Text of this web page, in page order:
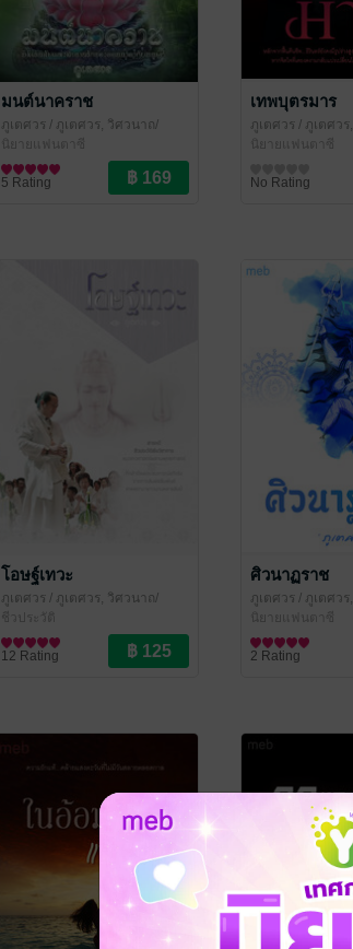
มนต์นาคราช
ภูเตศวร / ภูเตศวร, วิศวนาถ/
สำนักพิมพ์หริหรา
นิยายแฟนตาซี
5 Rating
เทพบุตรมาร
ภูเตศวร / ภูเตศว
สำนักพิมพ์หริหรา
นิยายแฟนตาซี
No Rating
โอษฐ์เทวะ
ภูเตศวร / ภูเตศวร, วิศวนาถ/
สำนักพิมพ์หริหรา
ชีวประวัติ
12 Rating
ศิวนาฏราช
ภูเตศวร / ภูเตศว
สำนักพิมพ์หริหรา
นิยายแฟนตาซี
2 Rating